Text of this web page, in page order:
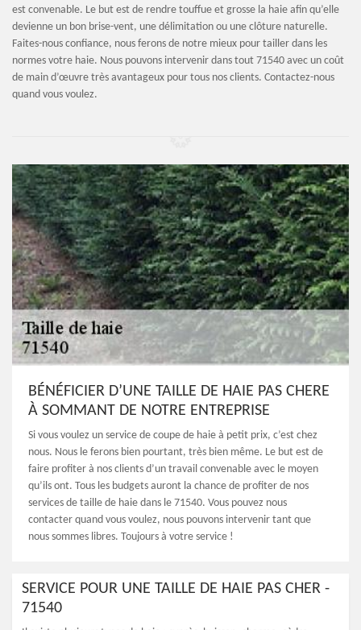
est convenable. Le but est de rendre touffue et grosse la haie afin qu’elle
devienne un bon brise-vent, une délimitation ou une clôture naturelle.
Faites-nous confiance, nous ferons de notre mieux pour tailler dans les
normes votre haie. Nous pouvons intervenir dans tout 71540 avec un coût
de main d’œuvre très avantageux pour tous nos clients. Contactez-nous
quand vous voulez.
BÉNÉFICIER D’UNE TAILLE DE HAIE PAS CHERE
À SOMMANT DE NOTRE ENTREPRISE
Si vous voulez un service de coupe de haie à petit prix, c’est chez
nous. Nous le ferons bien pourtant, très bien même. Le but est de
faire profiter à nos clients d’un travail convenable avec le moyen
qu’ils ont. Tous les budgets auront la chance de profiter de nos
services de taille de haie dans le 71540. Vous pouvez nous
contacter quand vous voulez, nous pouvons intervenir tant que
nous sommes libres. Toujours à votre service !
SERVICE POUR UNE TAILLE DE HAIE PAS CHER -
71540